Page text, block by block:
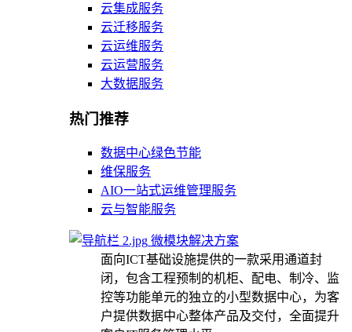
云集成服务
云迁移服务
云运维服务
云运营服务
大数据服务
热门推荐
数据中心绿色节能
维保服务
AIO一站式运维管理服务
云与智能服务
微模块解决方案
面向ICT基础设施提供的一款采用通道封
闭，包含工程预制的机柜、配电、制冷、监
控等功能单元的独立的小型数据中心，为客
户提供数据中心整体产品及交付，全面提升